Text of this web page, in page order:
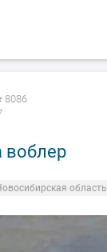
8086
воблер
область